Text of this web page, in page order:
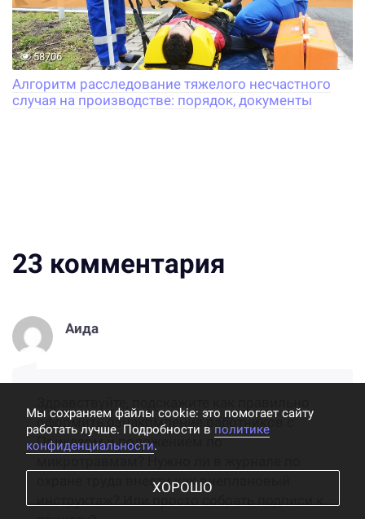
58706
Алгоритм расследование тяжелого несчастного
случая на производстве: порядок, документы
23 комментария
Аида
оформить ознакомление работников с
Приказом и положением по
охране труда внести как внеплановый
Мы cохраняем файлы cookie: это помогает сайту
работать лучше. Подробности в политике
конфиденциальности.
ХОРОШО